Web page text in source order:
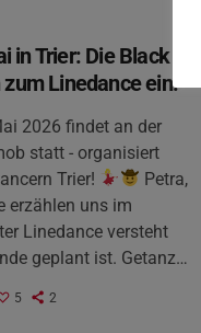
in Trier: Die Black
Linedance ein!
2026 findet an der
statt - organisiert
Trier!
Petra,
erzählen uns im
Linedance versteht
geplant ist. Getanzt
Dance!“ sowie andere
5 2